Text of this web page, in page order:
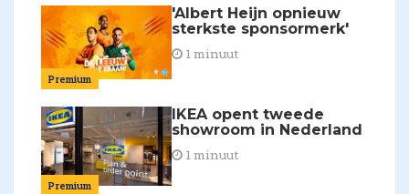
Premium
'Albert Heijn opnieuw
sterkste sponsormerk'
1 minuut
Premium
IKEA opent tweede
showroom in Nederland
1 minuut